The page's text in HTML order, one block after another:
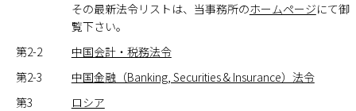
その最新法令リストは、当事務所のホームページにて御
覧下さい。
第2-2
中国会計・税務法令
第2-3
中国金融（Banking, Securities & Insurance）法令
第3
ロシア